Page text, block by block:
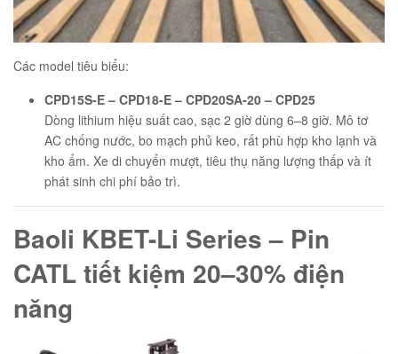
Các model tiêu biểu:
CPD15S-E – CPD18-E – CPD20SA-20 – CPD25
Dòng lithium hiệu suất cao, sạc 2 giờ dùng 6–8 giờ. Mô tơ
AC chống nước, bo mạch phủ keo, rất phù hợp kho lạnh và
kho ẩm. Xe di chuyển mượt, tiêu thụ năng lượng thấp và ít
phát sinh chi phí bảo trì.
Baoli KBET-Li Series – Pin
CATL tiết kiệm 20–30% điện
năng